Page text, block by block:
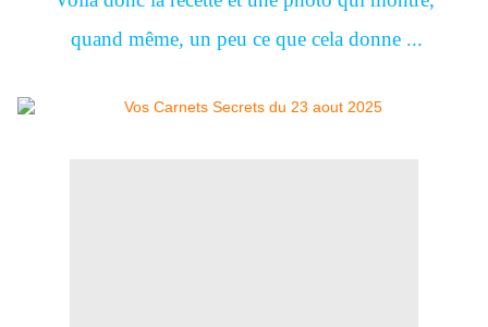
quand même, un peu ce que cela donne ...